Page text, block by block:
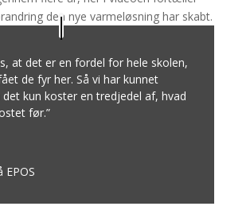
den nye varmeløsning har skabt.
at det er en fordel for hele skolen,
de fyr her. Så vi har kunnet
det kun koster en tredjedel af, hvad
før.”
EPOS